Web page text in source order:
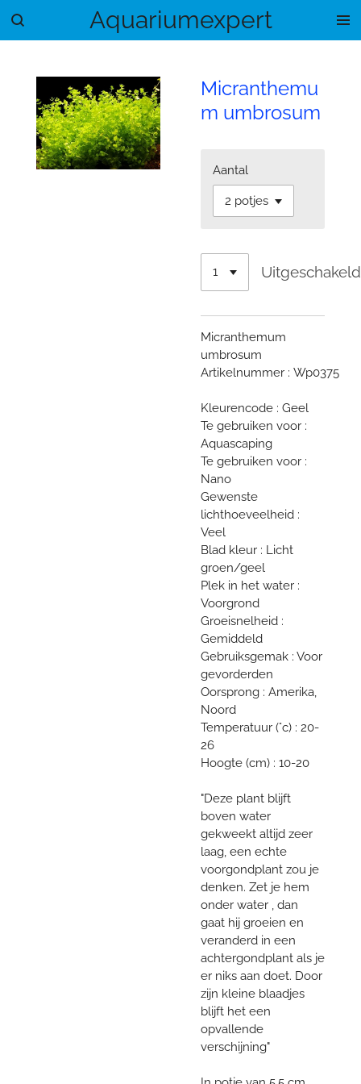
Ga
hoofdinhoud
Aquariumexpert
Micranthemu
m umbrosum
Aantal
Uitgeschakeld
Micranthemum
umbrosum
Artikelnummer : Wp0375
Kleurencode : Geel
Te gebruiken voor :
Aquascaping
Te gebruiken voor :
Nano
Gewenste
lichthoeveelheid :
Veel
Blad kleur : Licht
groen/geel
Plek in het water :
Voorgrond
Groeisnelheid :
Gemiddeld
Gebruiksgemak : Voor
gevorderden
Oorsprong : Amerika,
Noord
Temperatuur (°c) : 20-
26
Hoogte (cm) : 10-20
"Deze plant blijft
boven water
gekweekt altijd zeer
laag, een echte
voorgondplant zou je
denken. Zet je hem
onder water , dan
gaat hij groeien en
veranderd in een
achtergondplant als je
er niks aan doet. Door
zijn kleine blaadjes
blijft het een
opvallende
verschijning"